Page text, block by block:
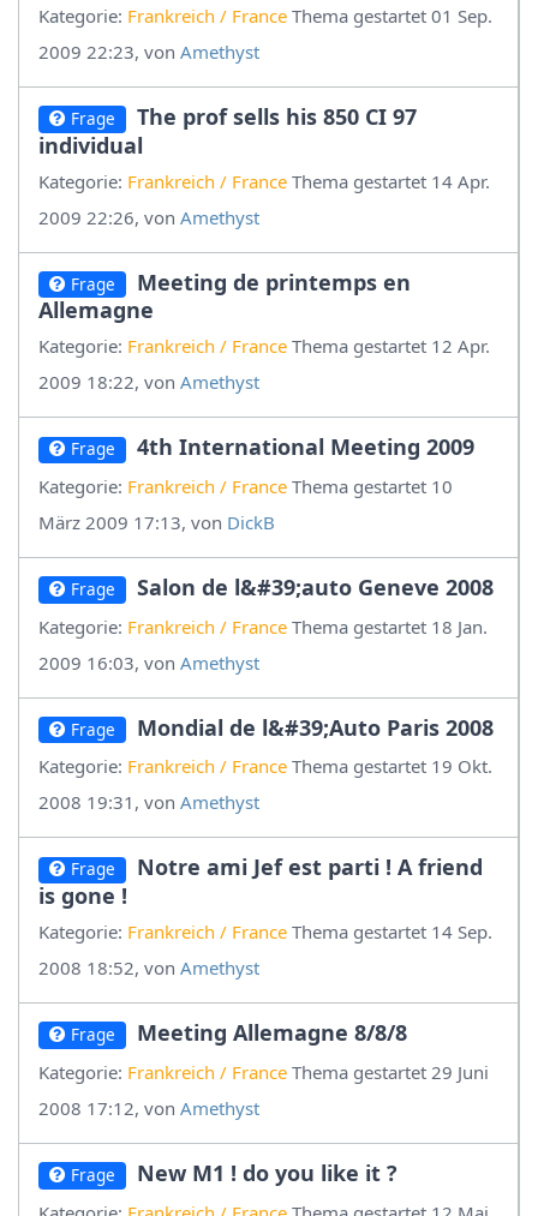
Kategorie: Frankreich / France Thema gestartet 01 Sep.
2009 22:23, von Amethyst
Frage
The prof sells his 850 CI 97
individual
Kategorie: Frankreich / France Thema gestartet 14 Apr.
2009 22:26, von Amethyst
Frage
Meeting de printemps en
Allemagne
Kategorie: Frankreich / France Thema gestartet 12 Apr.
2009 18:22, von Amethyst
Frage 4th International Meeting 2009
Kategorie: Frankreich / France Thema gestartet 10
März 2009 17:13, von DickB
Frage Salon de l&#39;auto Geneve 2008
Kategorie: Frankreich / France Thema gestartet 18 Jan.
2009 16:03, von Amethyst
Frage Mondial de l&#39;Auto Paris 2008
Kategorie: Frankreich / France Thema gestartet 19 Okt.
2008 19:31, von Amethyst
Frage
Notre ami Jef est parti ! A friend
is gone !
Kategorie: Frankreich / France Thema gestartet 14 Sep.
2008 18:52, von Amethyst
Frage Meeting Allemagne 8/8/8
Kategorie: Frankreich / France Thema gestartet 29 Juni
2008 17:12, von Amethyst
Frage New M1 ! do you like it ?